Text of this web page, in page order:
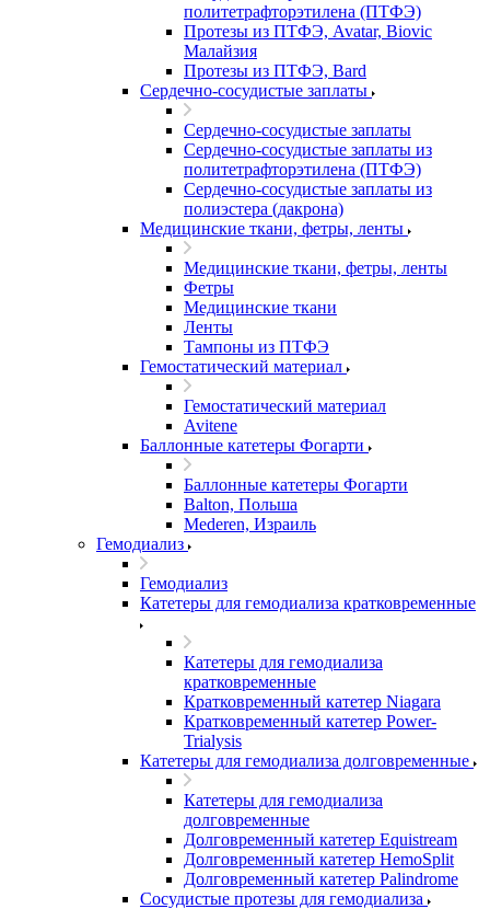
политетрафторэтилена (ПТФЭ)
Протезы из ПТФЭ, Avatar, Biovic
Малайзия
Протезы из ПТФЭ, Bard
Сердечно-сосудистые заплаты
Сердечно-сосудистые заплаты
Сердечно-сосудистые заплаты из
политетрафторэтилена (ПТФЭ)
Сердечно-сосудистые заплаты из
полиэстера (дакрона)
Медицинские ткани, фетры, ленты
Медицинские ткани, фетры, ленты
Фетры
Медицинские ткани
Ленты
Тампоны из ПТФЭ
Гемостатический материал
Гемостатический материал
Avitene
Баллонные катетеры Фогарти
Баллонные катетеры Фогарти
Balton, Польша
Mederen, Израиль
Гемодиализ
Гемодиализ
Катетеры для гемодиализа кратковременные
Катетеры для гемодиализа
кратковременные
Кратковременный катетер Niagara
Кратковременный катетер Power-
Trialysis
Катетеры для гемодиализа долговременные
Катетеры для гемодиализа
долговременные
Долговременный катетер Equistream
Долговременный катетер HemoSplit
Долговременный катетер Palindrome
Сосудистые протезы для гемодиализа